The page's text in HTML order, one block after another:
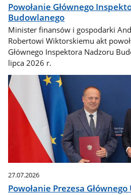
Powołanie Głównego
Budowlanego
Minister finansów i gospodarki
Robertowi Wiktorskiemu akt
Głównego Inspektora Nadzoru
lipca 2026 r.
27.07.2026
Powołanie Prezesa